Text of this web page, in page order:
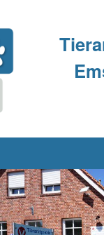
Über uns
Kleintierpraxis